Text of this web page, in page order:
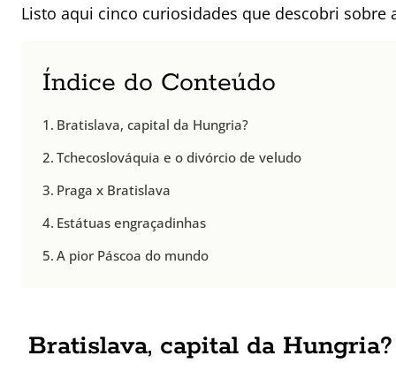
Listo aqui cinco curiosidades que descobri sobre
Índice do Conteúdo
Bratislava, capital da Hungria?
Tchecoslováquia e o divórcio de veludo
Praga x Bratislava
Estátuas engraçadinhas
A pior Páscoa do mundo
Bratislava, capital da Hungria?